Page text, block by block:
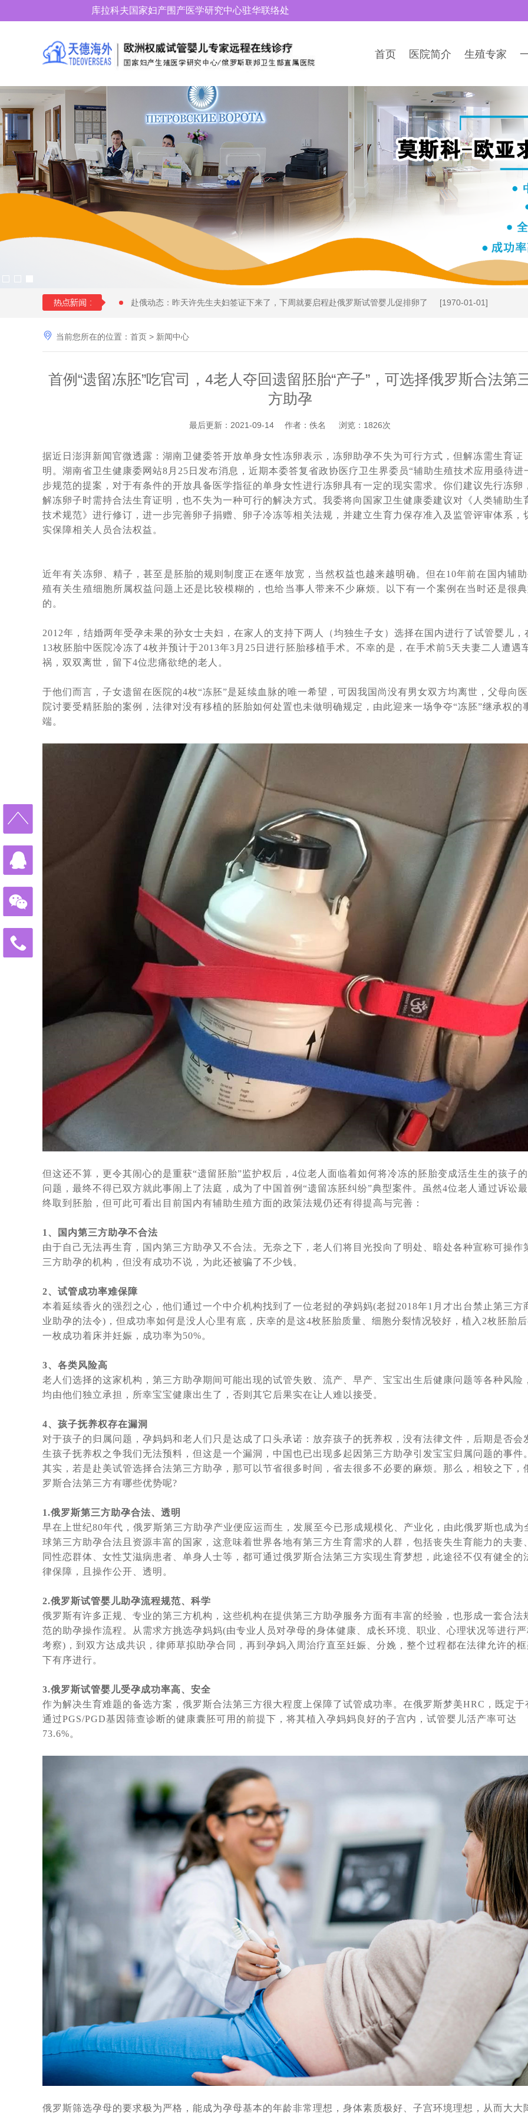
库拉科夫国家妇产围产医学研究中心驻华联络处
首页 医院简介 生殖专家
赴俄动态：昨天许先生夫妇签证下来了，下周就要启程赴俄罗斯试管婴儿促排卵了
[1970-01-01]
28 岁俄罗斯姑娘与57 岁的土耳其富商在格鲁吉亚代怀生育4个孩子
快要分娩了，马上8个月，俄罗斯试管婴儿机构开始为黄女士找保姆了
[2024-08-11]
36岁单身女性赴俄罗斯找了一位同岁的代妈试管婴儿代怀求子，正做非侵入性产前检查
对于女生结婚不愿生孩子，很多男生可以接受，但是不能接受不孕不育
[2024-05-15]
上个月赴俄罗斯试管婴儿助孕的陈先生的胚胎筛查结果出来了， 5颗囊胚2颗过检（合格），2个男孩
大龄女性单身做试管求子：我只是没结婚，不代表我就没有生育权
[2024-04-28]
南京夫妇赴俄罗斯试管婴儿求子，一边尝试自卵自怀一边借卵代怀，准备与代妈同时移植看谁怀的宝宝出生
43岁的中年夫妇赴白俄罗斯代怀助孕，阶段性成功报告：已经能听到孩子心跳了
血测HCG值为 398，上个月中旬赴俄罗斯要赴莫斯科做试管婴儿一对常女士夫妇成功怀孕了
刚刚检查显示胎儿已经三个月了，这对“夫妻”赴俄罗斯试管助孕，男士在找卵妹借卵，女士找精卵银行借精
陕西姑娘与南京小伙赴俄罗斯自卵代孕上周已经完成取卵，取12枚卵子，9枚成熟 ，期待后续胚胎培育结果
今天收到白俄罗斯方面妊娠成功消息，又有一对90后南京夫妇在俄罗斯做试管婴儿再到白俄罗斯找代妈做代孕
单身人群赴白俄罗斯代孕求子现状：买张机票就出发签证都不用办_国外出生的孩子回出国上户口这样办
白俄罗斯有启动免费预算体外受精计划，赴白俄罗斯做试管婴儿或能省不少钱
[2023-12-11]
赴俄罗斯试管婴儿助孕的女性群体启动互帮模式：你帮我挑代妈，我帮你看卵妹
[2023-11-17]
2023年中俄两国在加强经济贸易合作，同时还在医疗方面签署医学领域合作意向书
[2023-11-02]
2023年11月10日正式落实中哈免签政策，为中国有赴海外试管婴儿助孕需求的朋友带来福音
[2023-10-24]
43年杨女士今天进入试管婴儿周期，出现下腹部中度疼痛的现象，生殖医生介绍说正常现象
[2023-10-09]
43年北京职场达人执着生育，带着父母一家三口二次赴俄罗斯试管婴儿促排，开启单身求子之旅
[2023-09-
中国单身女性赴俄罗斯做试管婴儿单身求子：可以不要老公，孩子得要一个
[2023-09-06]
做试管婴儿给我们带来了什么?45岁失独妈妈做俄罗斯试管婴儿终好孕
[2023-07-12]
从千分之五到79.3%的活产率，俄罗斯第三代试管婴儿科技助力实现双胞胎梦想
[2023-07-07]
我国已有100多万个“失独”家庭，俄罗斯代孕与试管婴儿合力助孕生子抚慰失独之家
[2023-06-29]
格鲁吉亚格鲁吉亚总理提出禁止给外国人代孕，试管婴儿技术备受关注
[2023-06-21]
北京姚女士夫妇带父赴俄罗斯做试管婴儿，一起见证解冻3年前冻卵，冻卵16颗，解冻15颗，成功配成12颗
2023全球生育率均趋持续下跌态势，新的生育方式崛起——试管婴儿与第三方代怀助您成功抱娃！
[2023-
改变命运！AMH仅为0.18的卵巢早衰女性，在俄罗斯试管婴儿成功怀孕！
[2023-06-06]
北京31岁男子赴莫斯科做试管婴儿考察，俄罗斯代孕助孕机结构提供全方位支持与协助
该考虑了，独生子女的养老焦虑问题即将来临，现在赴俄罗斯试管婴儿生个二胎三胎还来得及
[2023-05-29]
单身女士想先赴俄罗斯试管婴儿取卵，承诺自己三年内如果结不了婚就单身求子，这样可行吗?
[2023-05-
53岁绝经女性，如何逆袭自行生育_未婚单身大龄女性能赴俄罗斯试管助孕生宝宝
[2023-04-27]
从美国试管婴儿诊所再现冷藏设备故障事件，解说库拉科夫国家妇产围产医学研究中如何科学监管冻卵/胚
单身大龄女性做试管婴儿求子历程与养娃生活写照分享
中国朋友选择赴俄罗斯试管婴儿生子，为什么成功抱娃有保障，特别是试管婴儿费用民众能负担得起
中国朋友试管婴儿历程：俄罗斯试管婴儿只为实现父母梦想而生
[2023-03-27]
美国夫妇也来俄罗斯代怀求子，没有人和钱过意不去，俄罗斯试管婴儿性价比真的很高
[2023-03-24]
借精生子，不失为一个好选择，您有想过赴俄罗斯做试管婴儿吗
[2023-03-14]
热点：“父子三人连接患癌”引社会关注，生殖专家介绍俄罗斯第三代试管婴儿如何阻断基因遗传
赴俄罗斯试管婴儿，您最“怕”什么_常见顾虑全解
“一女子怀孕12个月未分娩”原因何在_俄罗斯试管婴儿专家专业解答
[2023-01-13]
46岁女会计师赴俄罗斯试管婴儿求子自怀成功，她本想来莫斯科找代妈给自己生孩子，最终却自己给自己当上
四位DY代怀孕妈妈的惊人故事，是不是吓你一跳！
[2022-11-07]
因为对出国就医的前途未知与畏惧，选择国内地下DY，真的又省钱又省事吗？
[2022-09-30]
简单实用的俄罗斯dy全攻略_风险规避指南
国家杜马一读是否禁止有关向外国公民和无国籍人士在俄罗斯提供代孕服务的法案——结论再议
[2022-08-
俄罗斯DY费用这么高，代妈又能得到多呢，三个俄罗斯DY妈妈代怀孕的故事（三）
不是自己的孩子，俄罗斯女人为什么要给别人生孩子 （三个代怀孕DY妈妈的故事）
[2022-08-09]
7月25日，今天是世界试管儿童日：试管婴儿与自然受孕孩子没有什么区别
[2022-07-25]
战火下的乌克兰代怀孕妈妈，不是在医院防空洞里，就是在逃亡的路上
[2022-04-27]
3岁患视网膜母细胞瘤女童离世事件引关注，俄罗斯第三代试管技术为生育计划保驾护航
不通过：杜马提案新进展，有关禁止外籍人员在俄代怀怀孕法案未被杜马接受
唐氏综合征的终结者——俄罗斯第三代试管婴儿技术，生个健康宝宝有保障
[2021-12-22]
印度70岁老人通过试管婴儿生下一儿子，成为世界上最高龄的新手妈妈之一
[2021-10-25]
语言不通，自助泰国试管婴儿求子历程心得：这5个方面自助就医做不到。
首例“遗留冻胚”吃官司，4老人夺回遗留胚胎“产子”，可选择俄罗斯合法第三方助孕
差异分析：中、泰、美、香港、俄罗斯试管婴儿有什么不同
[2021-09-06]
赴俄28天费用16万，俄罗斯试管婴儿让单身人士老有所依
[2021-08-27]
2021年俄罗斯DY求子成功，现在就去莫斯科接我试管婴儿宝宝回家了
[2021-07-14]
译文：莫斯科，值得信赖的俄罗斯试管婴儿医院排名有哪些
[2021-07-12]
俄罗斯公布最新有关出入境的1745号政府令，中国公民可以入境了
[2021-07-04]
俄罗斯试管婴儿代怀孕妈妈价格多少，代妈助孕只是为经济报酬吗
莫斯科法庭：精卵捐赠，对父母的认定是这样判的
俄罗斯医生整理了一幅现代女性的画像：聪明，肥胖，少性，不婚不育
俄罗斯犹太人口危机，30年后可能会消失
2021年海外试管婴儿有什么变化，需要父母将如何做新计划
[2021-05-06]
俄罗斯将试管婴儿纳入国家医保，试管婴儿医院称试管婴儿为“医保公子”
[2021-04-27]
独家采访：Saltanat Baikoshkarova专业答复新型冠状病毒肺炎和疫苗接种如何影响怀孕
[2021-04-23]
当自己做了试管婴儿后才知道：原来试管婴儿有这5个有趣事实
[2021-04-14]
访谈：有关试管婴儿的13个问题，生殖医生相信科学的力量，牧师反对IVF
[2021-04-13]
代怀孕妈妈代怀有什么好处
[2021-03-30]
赴海外试管婴儿求子，代怀孕合同里哪些责任与义务
[2021-03-29]
俄罗斯再发重磅公告，政府补助10万鼓励民众加大生育力度，试管婴儿辅助生殖是一个重要补充
[2021-03-
中国朋友找俄罗斯试管婴儿DY机构代怀，你知道代怀妈妈一家是怎么想的吗
[2021-02-26]
代怀亲历者：未经他人苦,莫劝人向善，可怜天下父母心。
[2021-02-02]
胚胎成功着床，第二批赴俄罗斯试管婴儿求子归来，14天隔离期内得到新生命开始孕育的好消息
[2020-11-
10月17日，成功抵达莫斯科，中国夫妇两拔人马赴俄抱娃，成功会师
[2020-10-19]
10.10号，直飞莫斯科-单身求子可办医疗签证了，俄罗斯邀请函终于出来啦
[2020-09-29]
 当前您所在的位置： 首页 > 新闻中心
首例“遗留冻胚”吃官司，4老人夺回遗留胚胎“产子”，可选择俄罗斯合法第
方助孕
最后更新：2021-09-14 作者：佚名 浏览：1826次
据近日澎湃新闻官微透露：湖南卫健委答开放单身女性冻卵表示，冻卵助孕不失为可行方式，但解冻需生育证
明。湖南省卫生健康委网站8月25日发布消息，近期本委答复省政协医疗卫生界委员“辅助生殖技术应用亟待进
步规范的提案，对于有条件的开放具备医学指征的单身女性进行冻卵具有一定的现实需求。你们建议先行冻卵，
解冻卵子时需持合法生育证明，也不失为一种可行的解决方式。我委将向国家卫生健康委建议对《人类辅助生
技术规范》进行修订，进一步完善卵子捐赠、卵子冷冻等相关法规，并建立生育力保存准入及监管评审体系，
实保障相关人员合法权益。
近年有关冻卵、精子，甚至是胚胎的规则制度正在逐年放宽，当然权益也越来越明确。但在10年前在国内辅助
殖有关生殖细胞所属权益问题上还是比较模糊的，也给当事人带来不少麻烦。以下有一个案例在当时还是很典
的。
2012年，结婚两年受孕未果的孙女士夫妇，在家人的支持下两人（均独生子女）选择在国内进行了试管婴儿，
13枚胚胎中医院冷冻了4枚并预计于2013年3月25日进行胚胎移植手术。不幸的是，在手术前5天夫妻二人遭遇
祸，双双离世，留下4位悲痛欲绝的老人。
于他们而言，子女遗留在医院的4枚“冻胚”是延续血脉的唯一希望，可因我国尚没有男女双方均离世，父母向医
院讨要受精胚胎的案例，法律对没有移植的胚胎如何处置也未做明确规定，由此迎来一场争夺“冻胚”继承权的
端。
但这还不算，更令其闹心的是重获“遗留胚胎”监护权后，4位老人面临着如何将冷冻的胚胎变成活生生的孩子的
问题，最终不得已双方就此事闹上了法庭，成为了中国首例“遗留冻胚纠纷”典型案件。虽然4位老人通过诉讼最
终取到胚胎，但可此可看出目前国内有辅助生殖方面的政策法规仍还有得提高与完善：
1、国内第三方助孕不合法
由于自己无法再生育，国内第三方助孕又不合法。无奈之下，老人们将目光投向了明处、暗处各种宣称可操作
三方助孕的机构，但没有成功不说，为此还被骗了不少钱。
2、试管成功率难保障
本着延续香火的强烈之心，他们通过一个中介机构找到了一位老挝的孕妈妈(老挝2018年1月才出台禁止第三方
业助孕的法令)，但成功率如何是没人心里有底，庆幸的是这4枚胚胎质量、细胞分裂情况较好，植入2枚胚胎
一枚成功着床并妊娠，成功率为50%。
3、各类风险高
老人们选择的这家机构，第三方助孕期间可能出现的试管失败、流产、早产、宝宝出生后健康问题等各种风险，
均由他们独立承担，所幸宝宝健康出生了，否则其它后果实在让人难以接受。
4、孩子抚养权存在漏洞
对于孩子的归属问题，孕妈妈和老人们只是达成了口头承诺：放弃孩子的抚养权，没有法律文件，后期是否会
生孩子抚养权之争我们无法预料，但这是一个漏洞，中国也已出现多起因第三方助孕引发宝宝归属问题的事件。
其实，若是赴美试管选择合法第三方助孕，那可以节省很多时间，省去很多不必要的麻烦。那么，相较之下，
罗斯合法第三方有哪些优势呢?
1.俄罗斯第三方助孕合法、透明
早在上世纪80年代，俄罗斯第三方助孕产业便应运而生，发展至今已形成规模化、产业化，由此俄罗斯也成为
球第三方助孕合法且资源丰富的国家，这意味着世界各地有第三方生育需求的人群，包括丧失生育能力的夫妻、
同性恋群体、女性艾滋病患者、单身人士等，都可通过俄罗斯合法第三方实现生育梦想，此途径不仅有健全的
律保障，且操作公开、透明。
2.俄罗斯试管婴儿助孕流程规范、科学
俄罗斯有许多正规、专业的第三方机构，这些机构在提供第三方助孕服务方面有丰富的经验，也形成一套合法
范的助孕操作流程。从需求方挑选孕妈妈(由专业人员对孕母的身体健康、成长环境、职业、心理状况等进行严
考察)，到双方达成共识，律师草拟助孕合同，再到孕妈入周治疗直至妊娠、分娩，整个过程都在法律允许的框
下有序进行。
3.俄罗斯试管婴儿受孕成功率高、安全
作为解决生育难题的备选方案，俄罗斯合法第三方很大程度上保障了试管成功率。在俄罗斯梦美HRC，既定于
通过PGS/PGD基因筛查诊断的健康囊胚可用的前提下，将其植入孕妈妈良好的子宫内，试管婴儿活产率可达
73.6%。
俄罗斯筛选孕母的要求极为严格，能成为孕母基本的年龄非常理想，身体素质极好、子宫环境理想，从而大大
3185